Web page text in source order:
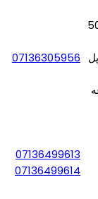
همت شمالی، 50
07136305956
07136499613
07136499614